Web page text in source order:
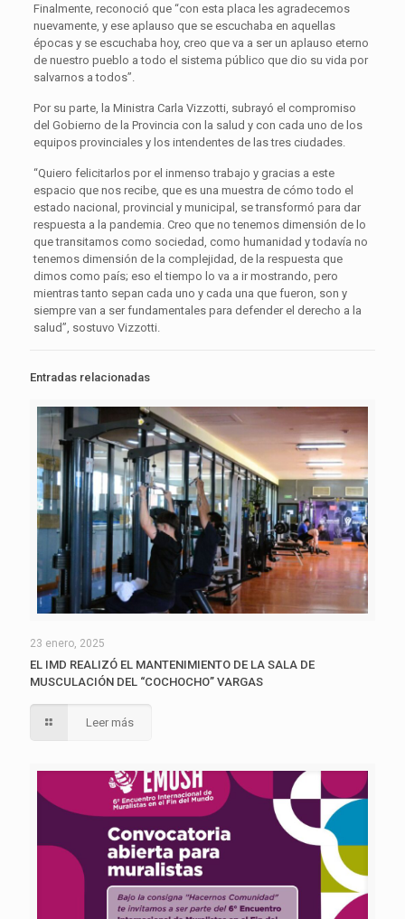
Finalmente, reconoció que “con esta placa les agradecemos
nuevamente, y ese aplauso que se escuchaba en aquellas
épocas y se escuchaba hoy, creo que va a ser un aplauso eterno
de nuestro pueblo a todo el sistema público que dio su vida por
salvarnos a todos”.
Por su parte, la Ministra Carla Vizzotti, subrayó el compromiso
del Gobierno de la Provincia con la salud y con cada uno de los
equipos provinciales y los intendentes de las tres ciudades.
“Quiero felicitarlos por el inmenso trabajo y gracias a este
espacio que nos recibe, que es una muestra de cómo todo el
estado nacional, provincial y municipal, se transformó para dar
respuesta a la pandemia. Creo que no tenemos dimensión de lo
que transitamos como sociedad, como humanidad y todavía no
tenemos dimensión de la complejidad, de la respuesta que
dimos como país; eso el tiempo lo va a ir mostrando, pero
mientras tanto sepan cada uno y cada una que fueron, son y
siempre van a ser fundamentales para defender el derecho a la
salud”, sostuvo Vizzotti.
Entradas relacionadas
23 enero, 2025
EL IMD REALIZÓ EL MANTENIMIENTO DE LA SALA DE
MUSCULACIÓN DEL “COCHOCHO” VARGAS
Leer más